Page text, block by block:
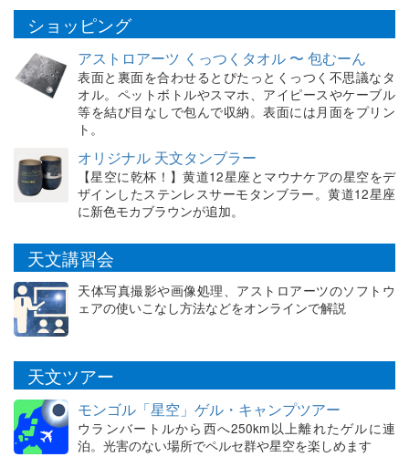
ショッピング
アストロアーツ くっつくタオル 〜 包むーん
表面と裏面を合わせるとぴたっとくっつく不思議なタ
オル。ペットボトルやスマホ、アイピースやケーブル
等を結び目なしで包んで収納。表面には月面をプリン
ト。
オリジナル 天文タンブラー
【星空に乾杯！】黄道12星座とマウナケアの星空をデ
ザインしたステンレスサーモタンブラー。黄道12星座
に新色モカブラウンが追加。
天文講習会
天体写真撮影や画像処理、アストロアーツのソフトウ
ェアの使いこなし方法などをオンラインで解説
天文ツアー
モンゴル「星空」ゲル・キャンプツアー
ウランバートルから西へ250km以上離れたゲルに連
泊。光害のない場所でペルセ群や星空を楽しめます